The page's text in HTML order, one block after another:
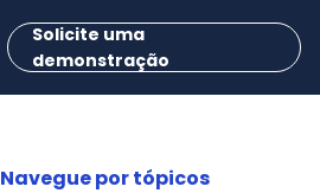
Solicite uma
demonstração
Navegue por tópicos